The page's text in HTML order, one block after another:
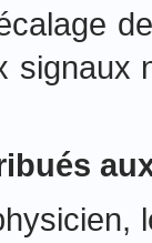
signaux